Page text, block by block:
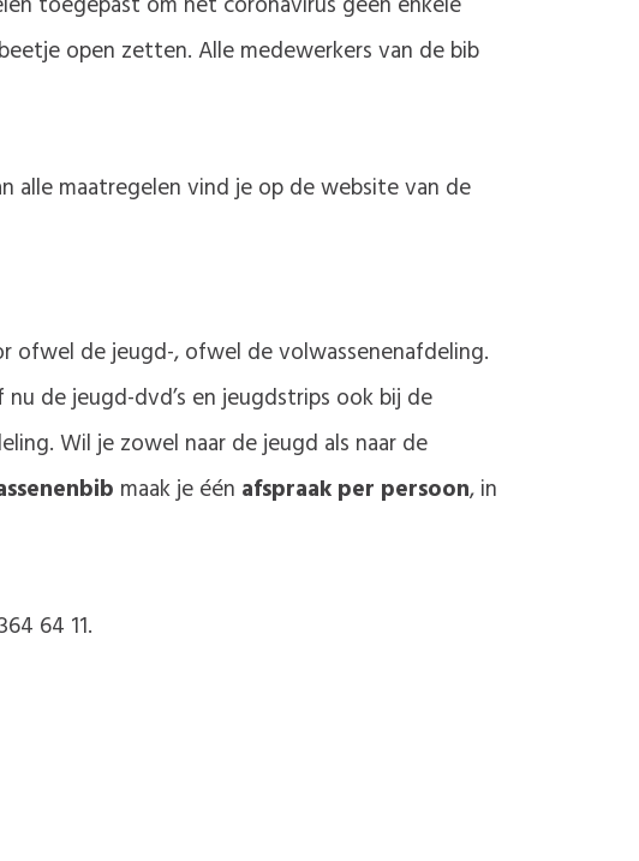
open zetten. Alle medewerkers van de bib
alle maatregelen vind je op de website van de
ofwel de jeugd-, ofwel de volwassenenafdeling.
de jeugd-dvd’s en jeugdstrips ook bij de
Wil je zowel naar de jeugd als naar de
maak je één afspraak per persoon, in
64 11.